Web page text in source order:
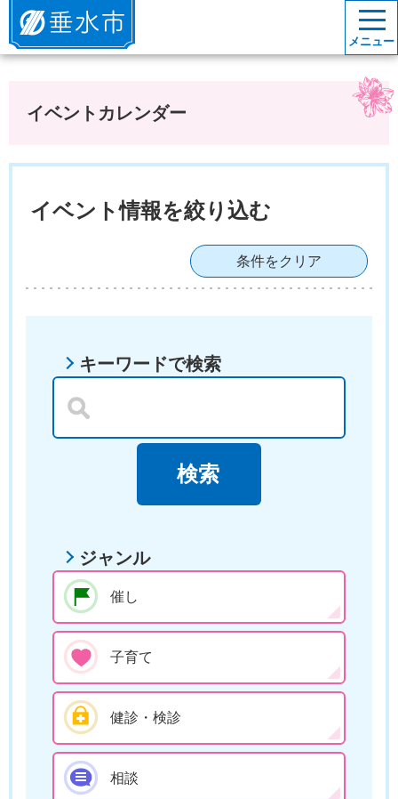
垂水市
メニュー
イベントカレンダー
イベント情報を絞り込む
条件をクリア
キーワードで検索
ジャンル
催し
子育て
健診・検診
相談